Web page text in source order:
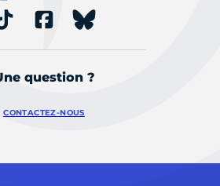
question ?
CONTACTEZ-NOUS